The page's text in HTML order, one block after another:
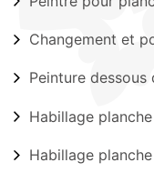
Changement et
Peinture
Habillage
Habillage